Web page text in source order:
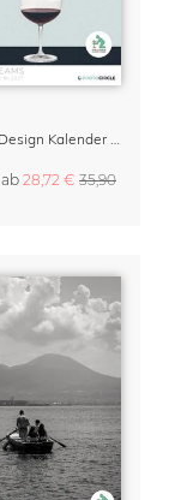
Surrealer Design Kalender 2027 – Surreal Dreams von Marteen Léon
ab 28,72 € 35,90